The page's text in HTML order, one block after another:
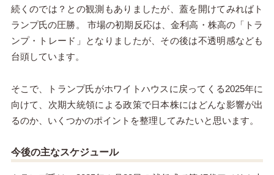
続くのでは？との観測もありましたが、蓋を開けてみればト
ランプ氏の圧勝。 市場の初期反応は、金利高・株高の「トラ
ンプ・トレード」となりましたが、その後は不透明感なども
台頭しています。
そこで、トランプ氏がホワイトハウスに戻ってくる2025年に
向けて、次期大統領による政策で日本株にはどんな影響が出
るのか、いくつかのポイントを整理してみたいと思います。
今後の主なスケジュール